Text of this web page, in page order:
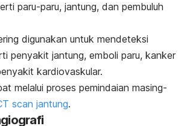
paru-paru, jantung, dan pembuluh
digunakan untuk mendeteksi
penyakit jantung, emboli paru, kanker
kardiovaskular.
melalui proses pemindaian masing-
scan jantung.